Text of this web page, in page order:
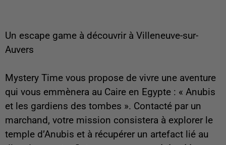
Un escape game à découvrir à Villeneuve-sur-
Auvers
Mystery Time vous propose de vivre une aventure
qui vous emmènera au Caire en Egypte : « Anubis
et les gardiens des tombes ». Contacté par un
marchand, votre mission consistera à explorer le
temple d’Anubis et à récupérer un artefact lié au